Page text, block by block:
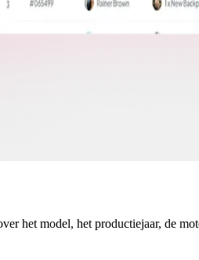
het model, het productiejaar, de